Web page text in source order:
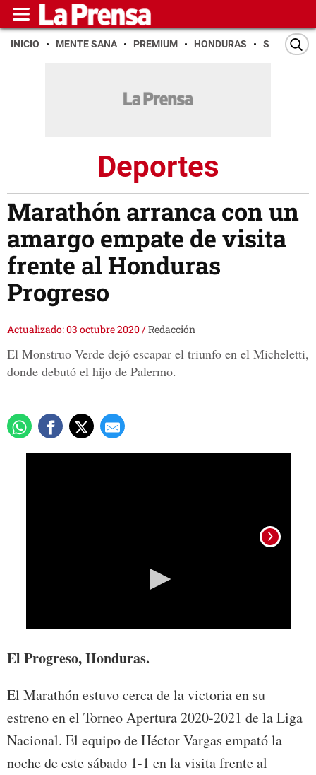
INICIO MENTE SANA PREMIUM HONDURAS SAN PEDRO
Deportes
Marathón arranca con un
amargo empate de visita
frente al Honduras
Progreso
Actualizado: 03 octubre 2020/Redacción
El Monstruo Verde dejó escapar el triunfo en el Micheletti,
donde debutó el hijo de Palermo.
El Progreso, Honduras.
El Marathón estuvo cerca de la victoria en su
estreno en el Torneo Apertura 2020-2021 de la Liga
Nacional. El equipo de Héctor Vargas empató la
noche de este sábado 1-1 en la visita frente al